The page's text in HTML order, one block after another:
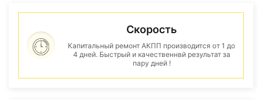
Скорость
Капитальный ремонт АКПП производится от 1 до
4 дней. Быстрый и качественнвй результат за
пару дней !